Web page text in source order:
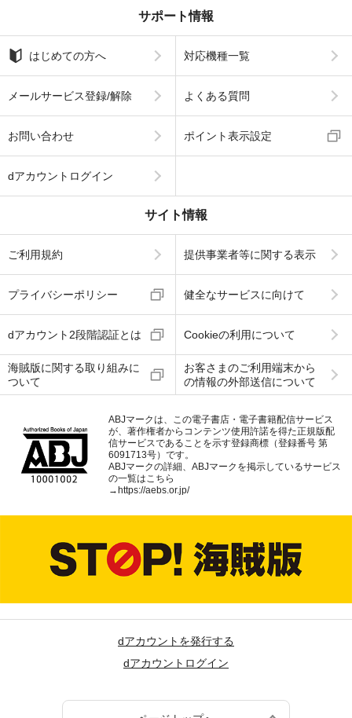
サポート情報
はじめての方へ 対応機種一覧
メールサービス登録/解除 よくある質問
お問い合わせ ポイント表示設定
dアカウントログイン
サイト情報
ご利用規約 提供事業者等に関する表示
プライバシーポリシー 健全なサービスに向けて
dアカウント2段階認証とは Cookieの利用について
海賊版に関する取り組みに
ついて
お客さまのご利用端末から
の情報の外部送信について
ABJマークは、この電子書店・電子書籍配信サービス
が、著作権者からコンテンツ使用許諾を得た正規版配
信サービスであることを示す登録商標（登録番号 第
6091713号）です。
ABJマークの詳細、ABJマークを掲示しているサービス
の一覧はこちら
→https://aebs.or.jp/
dアカウントを発行する
dアカウントログイン